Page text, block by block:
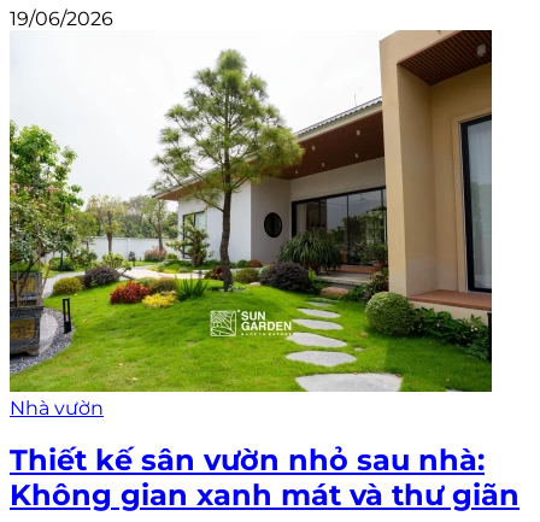
19/06/2026
Nhà vườn
Thiết kế sân vườn nhỏ sau nhà:
Không gian xanh mát và thư giãn